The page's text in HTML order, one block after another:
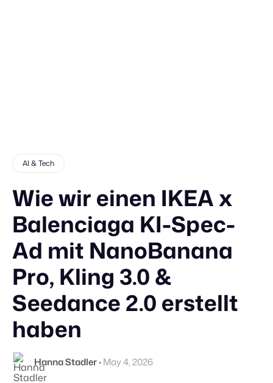
AI & Tech
Wie wir einen IKEA x
Balenciaga KI-Spec-
Ad mit NanoBanana
Pro, Kling 3.0 &
Seedance 2.0 erstellt
haben
Hanna Stadler•May 4, 2026